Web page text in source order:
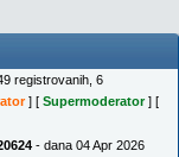
registrovanih, 6
] [ Supermoderator] [
- dana 04 Apr 2026